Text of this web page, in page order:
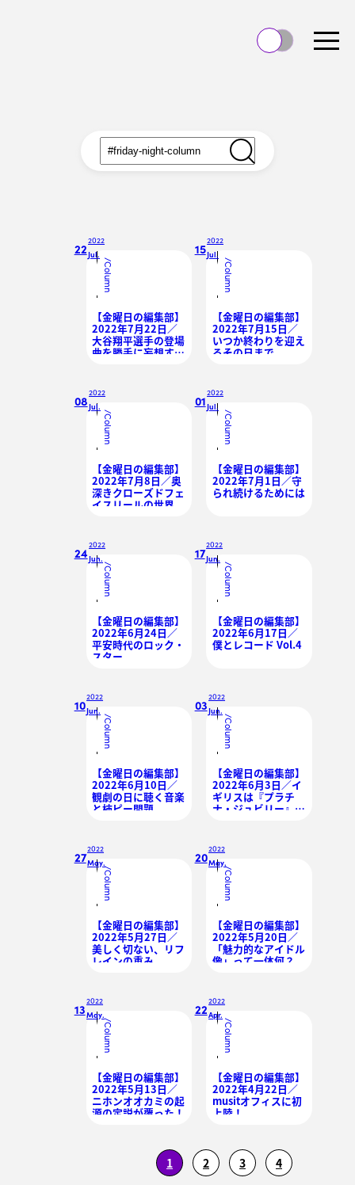
22
2022
Jul. /
Column
【金曜日の編集部】
2022年7月22日／
大谷翔平選手の登場
曲を勝手に妄想する
15
2022
Jul. /
Column
【金曜日の編集部】
2022年7月15日／
いつか終わりを迎え
るその日まで
08
2022
Jul. /
Column
【金曜日の編集部】
2022年7月8日／奥
深きクローズドフェ
イスリールの世界
01
2022
Jul. /
Column
【金曜日の編集部】
2022年7月1日／守
られ続けるためには
24
2022
Jun./
Column
【金曜日の編集部】
2022年6月24日／
平安時代のロック・
スター
17
2022
Jun. /
Column
【金曜日の編集部】
2022年6月17日／
僕とレコード Vol.4
10
2022
Jun. /
Column
【金曜日の編集部】
2022年6月10日／
観劇の日に聴く音楽
と柿ピー問題
03
2022
Jun./
Column
【金曜日の編集部】
2022年6月3日／イ
ギリスは『プラチ
ナ・ジュビリー』の
27
2022
May./
Column
【金曜日の編集部】
2022年5月27日／
美しく切ない、リフ
レインの重み
20
2022
May./
Column
【金曜日の編集部】
2022年5月20日／
「魅力的なアイドル
像」って一体何？
13
2022
May./
Column
【金曜日の編集部】
2022年5月13日／
ニホンオオカミの起
源の定説が覆った！
22
2022
Apr./
Column
【金曜日の編集部】
2022年4月22日／
musitオフィスに初
上陸！
1 2 3 4